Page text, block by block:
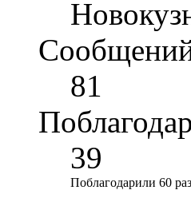
81
39
Поблагодарили 60